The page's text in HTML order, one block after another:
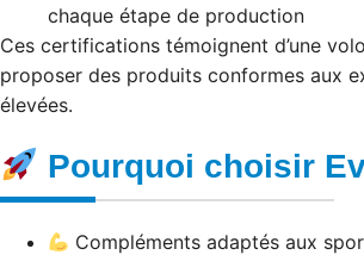
chaque étape de production
Ces certifications témoignent d’une
proposer des produits conformes aux
élevées.
Pourquoi choisir
Compléments adaptés aux